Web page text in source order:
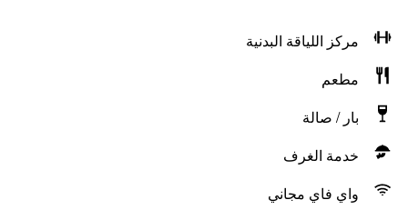
مركز اللياقة البدنية
مطعم
بار / صالة
خدمة الغرف
واي فاي مجاني